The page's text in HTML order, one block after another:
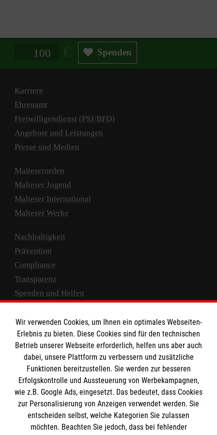
Spendenbetrag in Euro Spenden
Karriere
Ehrenamt
Freiwilligendienst (FSJ/BFD)
Angebote und Leistungen
Presse und Medien
Malteserorden
Malteser Jugend
Malteser International
Malteser Werke
Nachhaltigkeit
Prävention
Compliance
Transparenz
Spenden und Helfen
Empfänger: Malteser Hilfsdienst e.V.
IBAN: DE10 3706 0120 1201 2000 12
BIC: GENODED 1PA7
Wir verwenden Cookies, um Ihnen ein optimales Webseiten-
Erlebnis zu bieten. Diese Cookies sind für den technischen
Betrieb unserer Webseite erforderlich, helfen uns aber auch
dabei, unsere Plattform zu verbessern und zusätzliche
Funktionen bereitzustellen. Sie werden zur besseren
Erfolgskontrolle und Aussteuerung von Werbekampagnen,
wie z.B. Google Ads, eingesetzt. Das bedeutet, dass Cookies
zur Personalisierung von Anzeigen verwendet werden. Sie
entscheiden selbst, welche Kategorien Sie zulassen
möchten. Beachten Sie jedoch, dass bei fehlender